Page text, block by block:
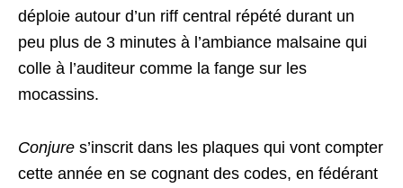
déploie autour d’un riff central répété durant un
peu plus de 3 minutes à l’ambiance malsaine qui
colle à l’auditeur comme la fange sur les
mocassins.
Conjure s’inscrit dans les plaques qui vont compter
cette année en se cognant des codes, en fédérant